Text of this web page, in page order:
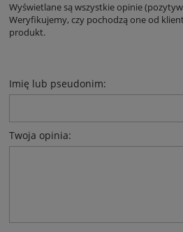
Wyświetlane są wszystkie opinie
Weryfikujemy, czy pochodzą one od
produkt.
Imię lub pseudonim:
Twoja opinia: